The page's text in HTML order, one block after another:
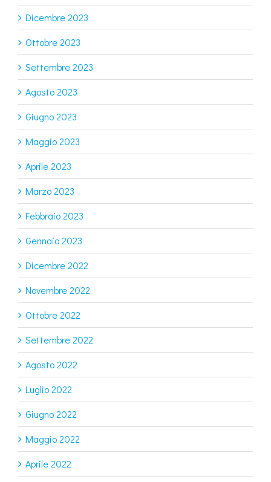
Dicembre 2023
Ottobre 2023
Settembre 2023
Agosto 2023
Giugno 2023
Maggio 2023
Aprile 2023
Marzo 2023
Febbraio 2023
Gennaio 2023
Dicembre 2022
Novembre 2022
Ottobre 2022
Settembre 2022
Agosto 2022
Luglio 2022
Giugno 2022
Maggio 2022
Aprile 2022